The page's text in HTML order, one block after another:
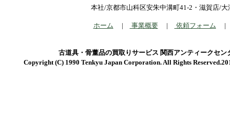
本社/京都市山科区安朱中溝町41-2・滋賀店/大
ホーム | 事業概要| 依頼フォーム
古道具・骨董品の買取りサービス 関西アンティークセン
Copyright (C) 1990 Tenkyu Japan Corporation. All Rights